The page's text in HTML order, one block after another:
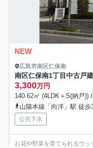
NEW
広島市南区仁保南
南区仁保南1丁目中古戸
3,300万円
140.62㎡ (4LDK＋S(納戸))
山陽本線「向洋」駅 徒歩
公共下水
お花や野菜を育てられるウ